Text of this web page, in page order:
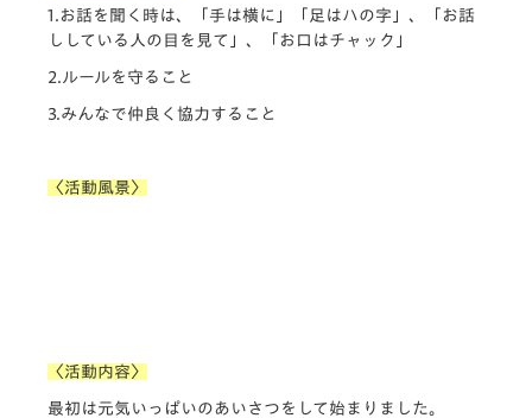
1. お話を聞く時は、「手は横に」「足はハの字」、「お話
ししている人の目を見て」、「お口はチャック」
2. ルールを守ること
3. みんなで仲良く協力すること
〈活動風景〉
〈活動内容〉
最初は元気いっぱいのあいさつをして始まりました。